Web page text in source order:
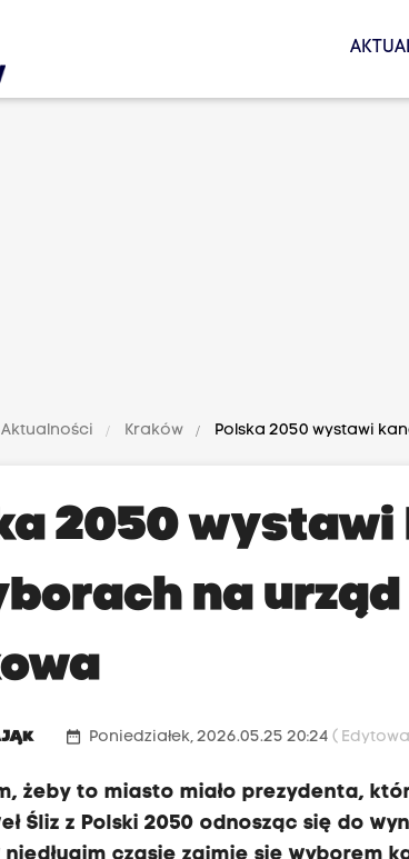
Aktualności Kraków Polska 2050 wystawi
2050
na
date_range Poniedziałek, 2026.05.25 20:24(
żeby to miasto miało prezydenta,
Śliz z Polski 2050 odnosząc się do